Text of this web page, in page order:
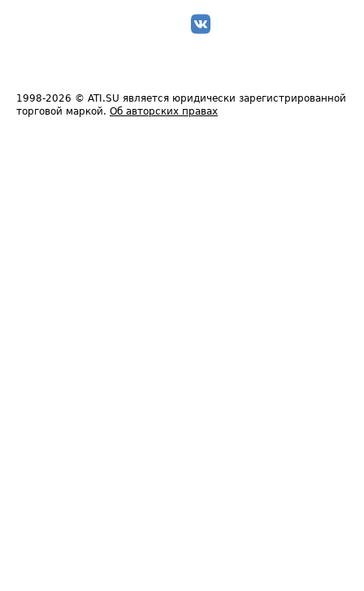
1998-2026 © ATI.SU является юридически зарегистрированной
торговой маркой. Об авторских правах